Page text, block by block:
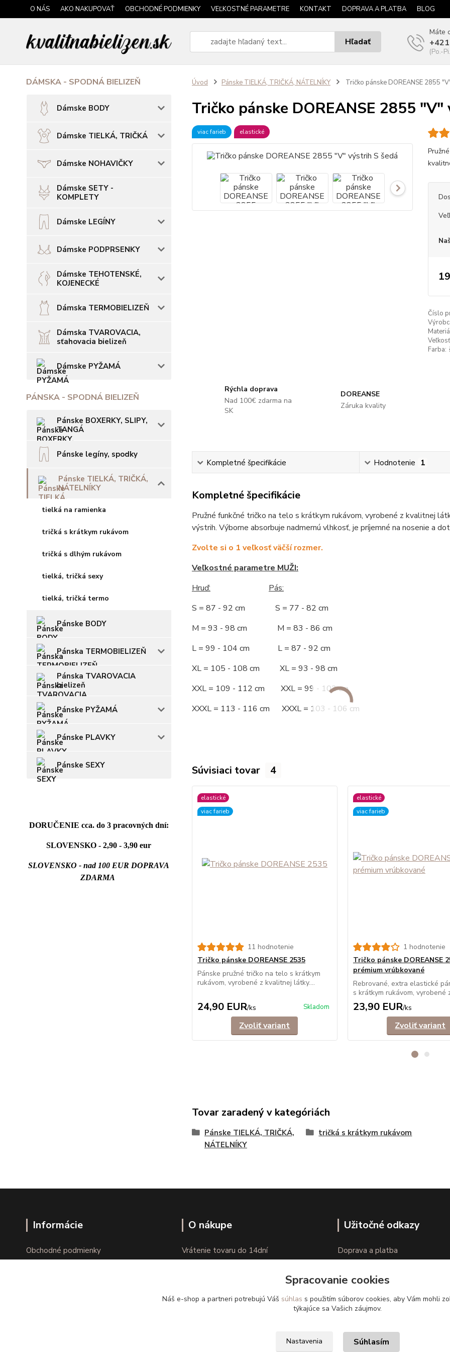
O NÁS AKO NAKUPOVAŤ OBCHODNÉ PODMIENKY VEĽKOSTNÉ PARAMETRE KONTAKT DOPRAVA A PLATBA BLOG
Hľadať
Máte
(Po.-
DÁMSKA - SPODNÁ BIELIZEŇ
Dámske BODY
Dámske TIELKÁ, TRIČKÁ
Dámske NOHAVIČKY
Dámske SETY -
KOMPLETY
Dámske LEGÍNY
Dámske PODPRSENKY
Dámske TEHOTENSKÉ,
KOJENECKÉ
Dámska TERMOBIELIZEŇ
Dámska TVAROVACIA,
sťahovacia bielizeň
Dámske PYŽAMÁ
PÁNSKA - SPODNÁ BIELIZEŇ
Pánske BOXERKY, SLIPY,
TANGÁ
Pánske legíny, spodky
Pánske TIELKÁ, TRIČKÁ,
NÁTELNÍKY
tielká na ramienka
tričká s krátkym rukávom
tričká s dlhým rukávom
tielká, tričká sexy
tielká, tričká termo
Pánske BODY
Pánska TERMOBIELIZEŇ
Pánska TVAROVACIA
bielizeň
Pánske PYŽAMÁ
Pánske PLAVKY
Pánske SEXY
DORUČENIE cca. do 3 pracovných dní:
SLOVENSKO - 2,90 - 3,90 eur
SLOVENSKO - nad 100 EUR DOPRAVA
ZDARMA
Úvod Pánske TIELKÁ, TRIČKÁ, NÁTELNÍKY Tričko pánske DOREANSE 2855
Tričko pánske DOREANSE 2855
viac farieb elastické
Číslo
Farba:
Rýchla doprava
Nad 100€ zdarma na
SK
DOREANSE
Záruka kvality
Kompletné špecifikácie Hodnotenie 1
Kompletné špecifikácie
Pružné funkčné tričko na telo s krátkym rukávom, vyrobené z kvalitnej
výstrih. Výborne absorbuje nadmernú vlhkosť, je príjemné na nosenie a
Zvolte si o 1 veľkosť väčší rozmer.
Veľkostné parametre MUŽI:
Hruď:
Pás:
S = 87 - 92 cm S = 77 - 82 cm
M = 93 - 98 cm M = 83 - 86 cm
L = 99 - 104 cm L = 87 - 92 cm
XL = 105 - 108 cm XL = 93 - 98 cm
XXL = 109 - 112 cm XXL = 99 - 102 cm
XXXL = 113 - 116 cm XXXL = 103 - 106 cm
Súvisiaci tovar 4
elastické
viac farieb
11 hodnotenie
Tričko pánske DOREANSE 2535
Pánske pružné tričko na telo s krátkym
rukávom, vyrobené z kvalitnej látky....
24,90 EUR/ks Skladom
Zvoliť variant
elastické
viac farieb
1 hodnotenie
Tričko pánske DOREANSE
prémium vrúbkované
Rebrované, extra elastické
s krátkym rukávom, vyrobené
23,90 EUR/ks
Zvoliť variant
Tovar zaradený v kategóriách
Pánske TIELKÁ, TRIČKÁ,
NÁTELNÍKY
tričká s krátkym rukávom
Informácie
Obchodné podmienky
O nákupe
Vrátenie tovaru do 14dní
Užitočné odkazy
Doprava a platba
Spracovanie cookies
Náš e-shop a partneri potrebujú Váš súhlas s použitím súborov cookies, aby Vám mohli
týkajúce sa Vašich záujmov.
Nastavenia Súhlasím